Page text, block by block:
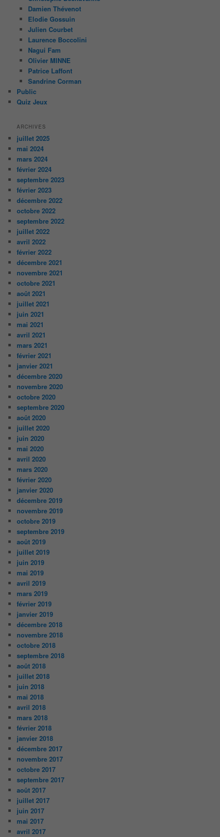
Damien Thévenot
Elodie Gossuin
Julien Courbet
Laurence Boccolini
Nagui Fam
Olivier MINNE
Patrice Laffont
Sandrine Corman
Public
Quiz Jeux
ARCHIVES
juillet 2025
mai 2024
mars 2024
février 2024
septembre 2023
février 2023
décembre 2022
octobre 2022
septembre 2022
juillet 2022
avril 2022
février 2022
décembre 2021
novembre 2021
octobre 2021
août 2021
juillet 2021
juin 2021
mai 2021
avril 2021
mars 2021
février 2021
janvier 2021
décembre 2020
novembre 2020
octobre 2020
septembre 2020
août 2020
juillet 2020
juin 2020
mai 2020
avril 2020
mars 2020
février 2020
janvier 2020
décembre 2019
novembre 2019
octobre 2019
septembre 2019
août 2019
juillet 2019
juin 2019
mai 2019
avril 2019
mars 2019
février 2019
janvier 2019
décembre 2018
novembre 2018
octobre 2018
septembre 2018
août 2018
juillet 2018
juin 2018
mai 2018
avril 2018
mars 2018
février 2018
janvier 2018
décembre 2017
novembre 2017
octobre 2017
septembre 2017
août 2017
juillet 2017
juin 2017
mai 2017
avril 2017